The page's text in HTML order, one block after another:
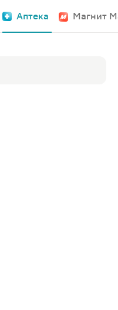
Аптека Магнит